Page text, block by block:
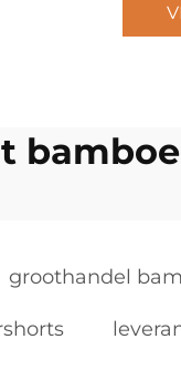
groothandel